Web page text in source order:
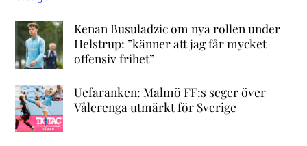
Kenan Busuladzic om nya rollen under
Helstrup: ”känner att jag får mycket
offensiv frihet”
Uefaranken: Malmö FF:s seger över
Vålerenga utmärkt för Sverige